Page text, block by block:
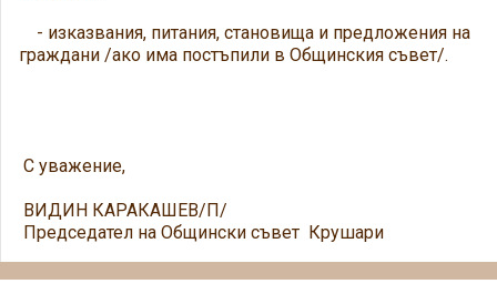
- изказвания, питания, становища и предложения на
граждани /ако има постъпили в Общинския съвет/.
С уважение,
ВИДИН КАРАКАШЕВ/П/
Председател на Общински съвет Крушари